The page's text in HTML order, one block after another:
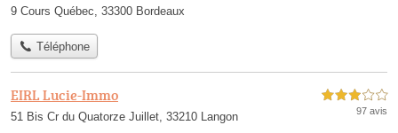
9 Cours Québec, 33300 Bordeaux
Téléphone
EIRL Lucie-Immo
51 Bis Cr du Quatorze Juillet, 33210 Langon
3,0 étoiles sur 5
97 avis